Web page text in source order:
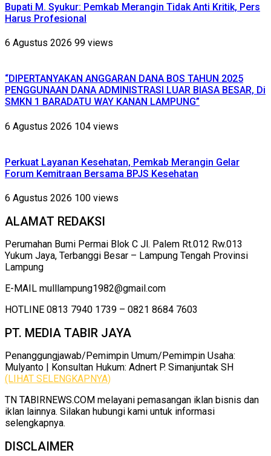
Bupati M. Syukur: Pemkab Merangin Tidak Anti Kritik, Pers
Harus Profesional
6 Agustus 2026 99 views
“DIPERTANYAKAN ANGGARAN DANA BOS TAHUN 2025
PENGGUNAAN DANA ADMINISTRASI LUAR BIASA BESAR, Di
SMKN 1 BARADATU WAY KANAN LAMPUNG”
6 Agustus 2026 104 views
Perkuat Layanan Kesehatan, Pemkab Merangin Gelar
Forum Kemitraan Bersama BPJS Kesehatan
6 Agustus 2026 100 views
ALAMAT REDAKSI
Perumahan Bumi Permai Blok C Jl. Palem Rt.012 Rw.013
Yukum Jaya, Terbanggi Besar – Lampung Tengah Provinsi
Lampung
E-MAIL mulllampung1982@gmail.com
HOTLINE 0813 7940 1739 – 0821 8684 7603
PT. MEDIA TABIR JAYA
Penanggungjawab/Pemimpin Umum/Pemimpin Usaha:
Mulyanto | Konsultan Hukum: Adnert P. Simanjuntak SH
(LIHAT SELENGKAPNYA)
TN TABIRNEWS.COM melayani pemasangan iklan bisnis dan
iklan lainnya. Silakan hubungi kami untuk informasi
selengkapnya.
DISCLAIMER